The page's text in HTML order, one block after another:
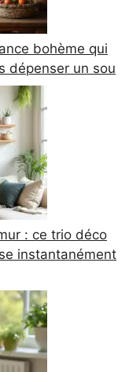
bohème qui
dépenser un sou
: ce trio déco
instantanément